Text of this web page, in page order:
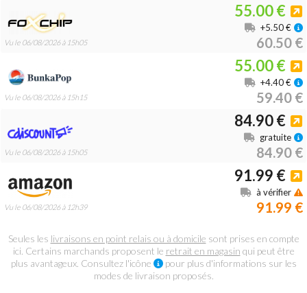
Vu le 06/08/2026 à 15h05
55.00 €
60.50 €
+5.50 €
Vu le 06/08/2026 à 15h15
55.00 €
59.40 €
+4.40 €
Vu le 06/08/2026 à 15h05
84.90 €
84.90 €
gratuite
Vu le 06/08/2026 à 12h39
91.99 €
91.99 €
à vérifier
Seules les livraisons en point relais ou à domicile sont prises en compte
ici. Certains marchands proposent le retrait en magasin qui peut être
plus avantageux. Consultez l'icône
pour plus d'informations sur les
modes de livraison proposés.